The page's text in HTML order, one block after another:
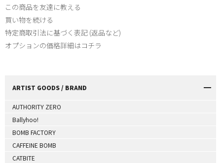
この商品を友達に教える
買い物を続ける
特定商取引法に基づく表記 (返品など)
オプションの価格詳細はコチラ
ARTIST GOODS / BRAND
AUTHORITY ZERO
Ballyhoo!
BOMB FACTORY
CAFFEINE BOMB
CATBITE